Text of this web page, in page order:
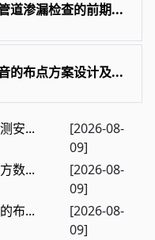
道渗漏检查的前期...
的布点方案设计及...
安...
[2026-08-
09]
数...
[2026-08-
09]
布...
[2026-08-
09]